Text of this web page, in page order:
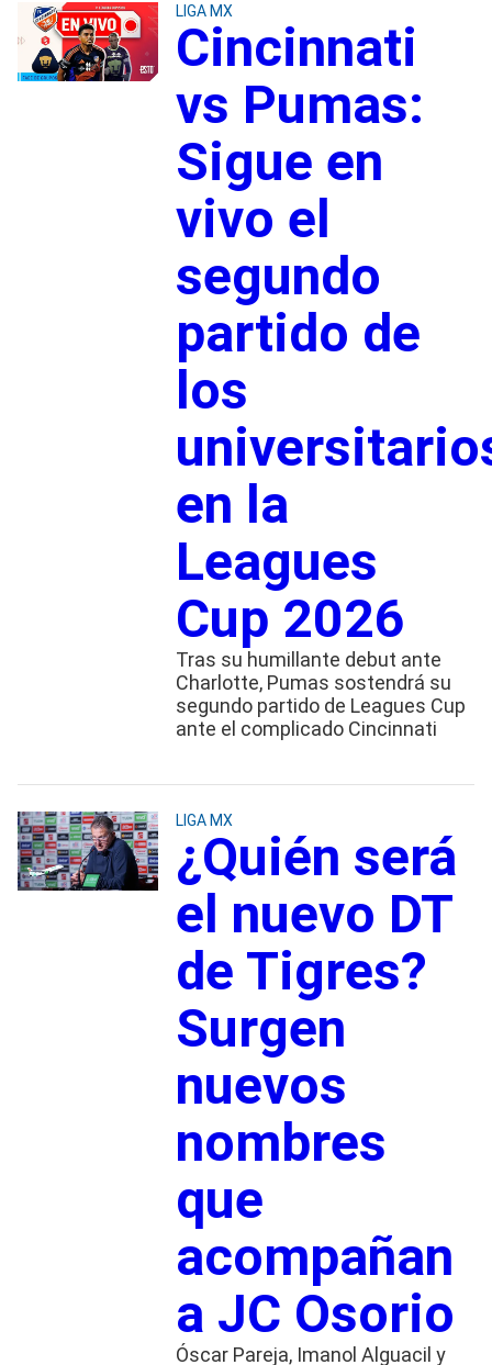
LIGA MX
Cincinnati
vs Pumas:
Sigue en
vivo el
segundo
partido de
los
en la
Leagues
Cup 2026
Tras su humillante debut ante
Charlotte, Pumas sostendrá su
segundo partido de Leagues Cup
ante el complicado Cincinnati
LIGA MX
¿Quién será
el nuevo DT
de Tigres?
Surgen
nuevos
nombres
que
acompañan
a JC Osorio
Óscar Pareja, Imanol Alguacil y